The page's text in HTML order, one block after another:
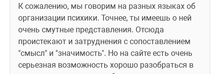
К сожалению, мы говорим на разных языках об
организации психики. Точнее, ты имеешь о ней
очень смутные представления. Отсюда
проистекают и затруднения с сопоставлением
"смысл" и "значимость". Но на сайте есть очень
серьезная возможность хорошо разобраться в